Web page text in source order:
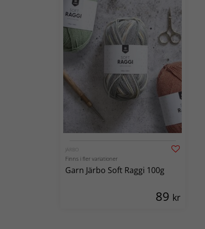
JÄRBO
Finns i fler variationer
Garn Järbo Soft Raggi 100g
89 kr